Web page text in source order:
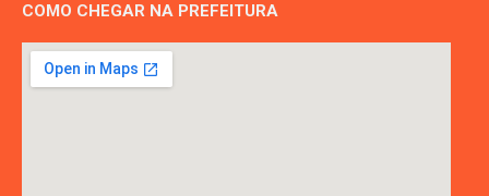
COMO CHEGAR NA PREFEITURA